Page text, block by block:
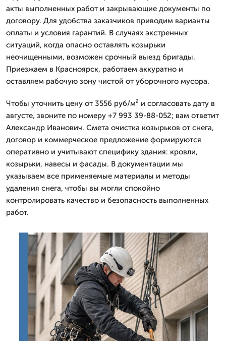
акты выполненных работ и закрывающие документы по
договору. Для удобства заказчиков приводим варианты
оплаты и условия гарантий. В случаях экстренных
ситуаций, когда опасно оставлять козырьки
неочищенными, возможен срочный выезд бригады.
Приезжаем в Красноярск, работаем аккуратно и
оставляем рабочую зону чистой от уборочного мусора.
Чтобы уточнить цену от 3556 руб/м² и согласовать дату в
августе, звоните по номеру +7 993 39-88-052; вам ответит
Александр Иванович. Смета очистка козырьков от снега,
договор и коммерческое предложение формируются
оперативно и учитывают специфику здания: кровли,
козырьки, навесы и фасады. В документации мы
указываем все применяемые материалы и методы
удаления снега, чтобы вы могли спокойно
контролировать качество и безопасность выполненных
работ.